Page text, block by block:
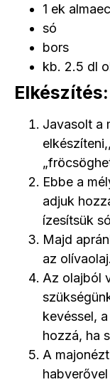
1 ek
só
bors
kb. 2.5 dl
Elkészítés:
Javasolt a
Ebbe a
adjuk
ízesítsük
Majd
az olívaolaj.
Az olajból
kevéssel,
hozzá, ha
A